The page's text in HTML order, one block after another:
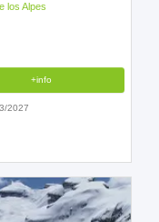
los Alpes
+info
2027